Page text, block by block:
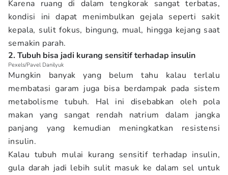
Karena ruang di dalam tengkorak sangat terbatas,
kondisi ini dapat menimbulkan gejala seperti sakit
kepala, sulit fokus, bingung, mual, hingga kejang saat
semakin parah.
2. Tubuh bisa jadi kurang sensitif terhadap insulin
Pexels/Pavel Danilyuk
Mungkin banyak yang belum tahu kalau terlalu
membatasi garam juga bisa berdampak pada sistem
metabolisme tubuh. Hal ini disebabkan oleh pola
makan yang sangat rendah natrium dalam jangka
panjang yang kemudian meningkatkan resistensi
insulin.
Kalau tubuh mulai kurang sensitif terhadap insulin,
gula darah jadi lebih sulit masuk ke dalam sel untuk